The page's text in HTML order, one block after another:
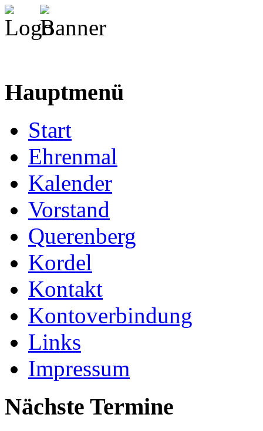
Hauptmenü
Start
Ehrenmal
Kalender
Vorstand
Querenberg
Kordel
Kontakt
Kontoverbindung
Links
Impressum
Nächste Termine